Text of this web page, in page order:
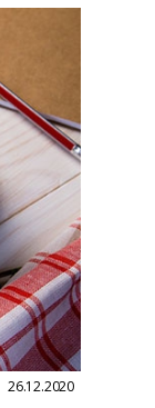
26.12.2020